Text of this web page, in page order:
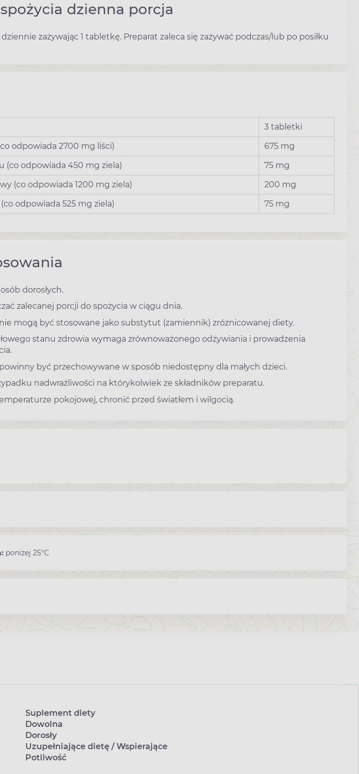
dzienna porcja
dziennie zażywając 1 tabletkę. Preparat zaleca się zażywać podczas/lub po posiłku
3 tabletki
odpowiada 2700 mg liści)
675 mg
(co odpowiada 450 mg ziela)
75 mg
(co odpowiada 1200 mg ziela)
200 mg
odpowiada 525 mg ziela)
75 mg
dorosłych.
zalecanej porcji do spożycia w ciągu dnia.
mogą być stosowane jako substytut (zamiennik) zróżnicowanej diety.
stanu zdrowia wymaga zrównoważonego odżywiania i prowadzenia
być przechowywane w sposób niedostępny dla małych dzieci.
nadwrażliwości na którykolwiek ze składników preparatu.
pokojowej, chronić przed światłem i wilgocią.
poniżej 25°C
Suplement diety
Dowolna
Dorosły
Uzupełniające dietę/Wspierające
Potliwość